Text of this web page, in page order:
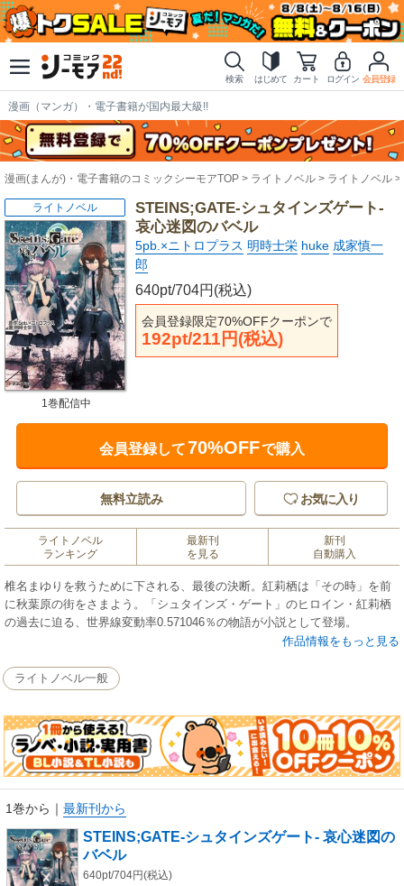
検索 はじめて カート ログイン 会員登録
漫画（マンガ）・電子書籍が国内最大級!!
漫画(まんが)・電子書籍のコミックシーモアTOP ライトノベル ライトノベル
STEINS;GATE‐シュタインズゲート‐
哀心迷図のバベル
5pb.×ニトロプラス 明時士栄 huke 成家慎一
郎
640pt/704円(税込)
会員登録限定70%OFFクーポンで
192pt/211円(税込)
ライトノベル
1巻配信中
会員登録して70%OFFで購入
無料立読み お気に入り
ライトノベル
ランキング
最新刊
を見る
新刊
自動購入
椎名まゆりを救うために下される、最後の決断。紅莉栖は「その時」を前
に秋葉原の街をさまよう。「シュタインズ・ゲート」のヒロイン・紅莉栖
の過去に迫る、世界線変動率0.571046％の物語が小説として登場。
作品情報をもっと見る
ライトノベル一般
1巻から ｜ 最新刊から
STEINS;GATE‐シュタインズゲート‐ 哀心迷図の
バベル
640pt/704円(税込)